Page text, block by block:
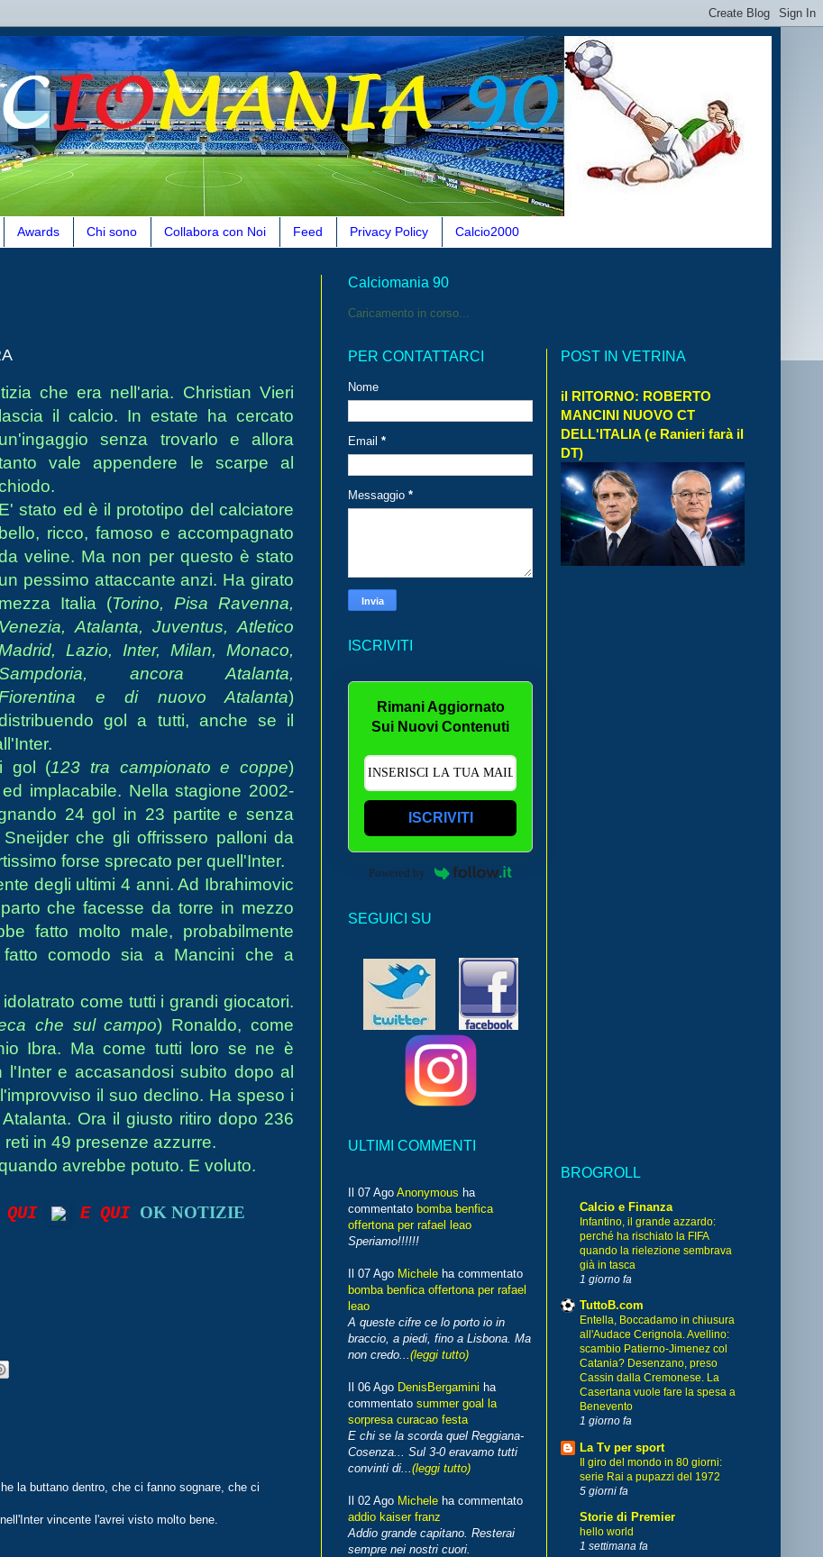
Awards Chi sono Collabora con Noi Feed Privacy Policy Calcio2000
che era nell'aria. Christian Vieri
lascia il calcio. In estate ha cercato
un'ingaggio senza trovarlo e allora
vale appendere le scarpe al
E' stato ed è il prototipo del calciatore
bello, ricco, famoso e accompagnato
veline. Ma non per questo è stato
un pessimo attaccante anzi. Ha girato
mezza Italia (Torino, Pisa Ravenna,
Venezia, Atalanta, Juventus, Atletico
Lazio, Inter, Milan, Monaco,
ancora Atalanta,
e di nuovo Atalanta)
gol a tutti, anche se il
gol (123 tra campionato e coppe)
implacabile. Nella stagione 2002-
24 gol in 23 partite e senza
che gli offrissero palloni da
forse sprecato per quell'Inter.
degli ultimi 4 anni. Ad Ibrahimovic
che facesse da torre in mezzo
fatto molto male, probabilmente
comodo sia a Mancini che a
come tutti i grandi giocatori.
che sul campo) Ronaldo, come
Ibra. Ma come tutti loro se ne è
e accasandosi subito dopo al
il suo declino. Ha speso i
Ora il giusto ritiro dopo 236
in 49 presenze azzurre.
avrebbe potuto. E voluto.
QUI E QUI OK NOTIZIE
la buttano dentro, che ci fanno sognare, che ci
vincente l'avrei visto molto bene.
Calciomania 90
Caricamento in corso...
PER CONTATTARCI
Nome
Email *
Messaggio *
ISCRIVITI
Rimani Aggiornato
Sui Nuovi Contenuti
ISCRIVITI
Powered by
SEGUICI SU
ULTIMI COMMENTI
Il 07 Ago Anonymous ha
commentato bomba benfica
offertona per rafael leao
Speriamo!!!!!!
Il 07 Ago Michele ha commentato
bomba benfica offertona per rafael
leao
A queste cifre ce lo porto io in
braccio, a piedi, fino a Lisbona. Ma
non credo... (leggi tutto)
Il 06 Ago DenisBergamini ha
commentato summer goal la
sorpresa curacao festa
E chi se la scorda quel Reggiana-
Cosenza... Sul 3-0 eravamo tutti
convinti di... (leggi tutto)
Il 02 Ago Michele ha commentato
addio kaiser franz
Addio grande capitano. Resterai
sempre nei nostri cuori.
POST IN VETRINA
il RITORNO: ROBERTO
MANCINI NUOVO CT
DELL'ITALIA (e Ranieri farà il
DT)
BROGROLL
Calcio e Finanza
Infantino, il grande azzardo:
perché ha rischiato la FIFA
quando la rielezione sembrava
già in tasca
1 giorno fa
TuttoB.com
Entella, Boccadamo in chiusura
all'Audace Cerignola. Avellino:
scambio Patierno-Jimenez col
Catania? Desenzano, preso
Cassin dalla Cremonese. La
Casertana vuole fare la spesa a
Benevento
1 giorno fa
La Tv per sport
Il giro del mondo in 80 giorni:
serie Rai a pupazzi del 1972
5 giorni fa
Storie di Premier
hello world
1 settimana fa